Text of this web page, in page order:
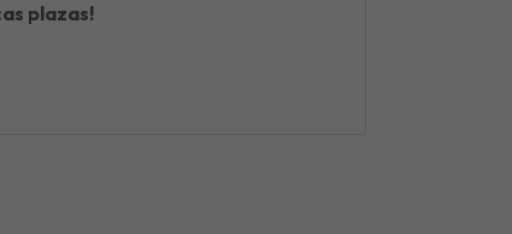
plazas!